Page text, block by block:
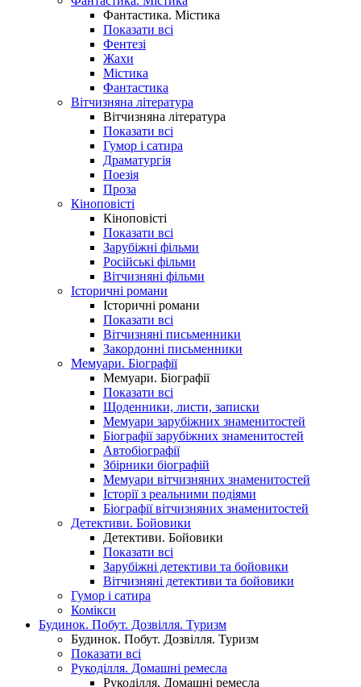
Фантастика. Містика
Показати всі
Фентезі
Жахи
Містика
Фантастика
Вітчизняна література
Вітчизняна література
Показати всі
Гумор і сатира
Драматургія
Поезія
Проза
Кіноповісті
Кіноповісті
Показати всі
Зарубіжні фільми
Російські фільми
Вітчизняні фільми
Історичні романи
Історичні романи
Показати всі
Вітчизняні письменники
Закордонні письменники
Мемуари. Біографії
Мемуари. Біографії
Показати всі
Щоденники, листи, записки
Мемуари зарубіжних знаменитостей
Біографії зарубіжних знаменитостей
Автобіографії
Збірники біографій
Мемуари вітчизняних знаменитостей
Історії з реальними подіями
Біографії вітчизняних знаменитостей
Детективи. Бойовики
Детективи. Бойовики
Показати всі
Зарубіжні детективи та бойовики
Вітчизняні детективи та бойовики
Гумор і сатира
Комікси
Будинок. Побут. Дозвілля. Туризм
Будинок. Побут. Дозвілля. Туризм
Показати всі
Рукоділля. Домашні ремесла
Рукоділля. Домашні ремесла